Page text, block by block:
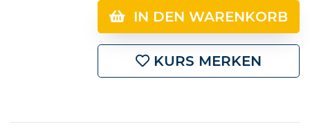
IN DEN WARENKORB
KURS MERKEN